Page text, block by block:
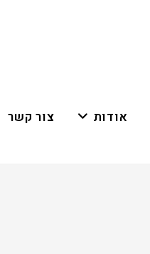
אודות צור קשר